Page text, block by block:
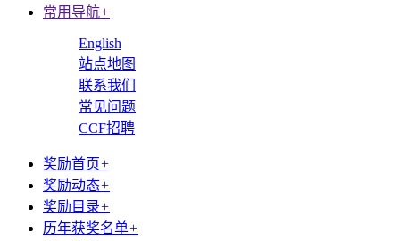
常用导航+
English
站点地图
联系我们
常见问题
CCF招聘
奖励首页+
奖励动态+
奖励目录+
历年获奖名单+